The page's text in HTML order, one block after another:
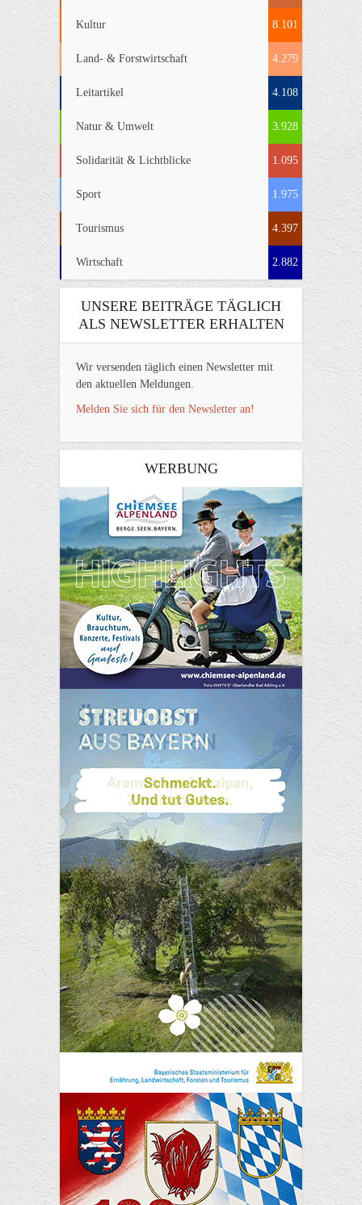
Kultur 8.101
Land- & Forstwirtschaft 4.279
Leitartikel 4.108
Natur & Umwelt 3.928
Solidarität & Lichtblicke 1.095
Sport 1.975
Tourismus 4.397
Wirtschaft 2.882
UNSERE BEITRÄGE TÄGLICH
ALS NEWSLETTER ERHALTEN
Wir versenden täglich einen Newsletter mit
den aktuellen Meldungen.
Melden Sie sich für den Newsletter an!
WERBUNG